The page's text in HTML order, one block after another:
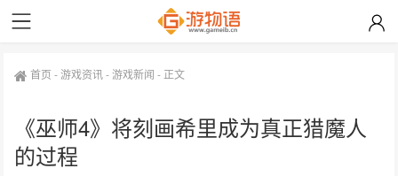
首页 -游戏资讯-游戏新闻 - 正文
《巫师4》将刻画希里成为真正猎魔人
的过程